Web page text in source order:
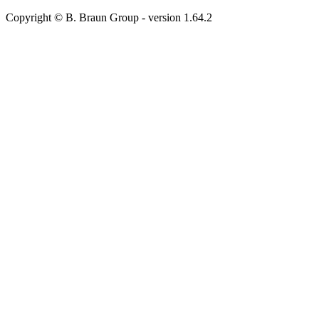
Copyright © B. Braun Group - version 1.64.2